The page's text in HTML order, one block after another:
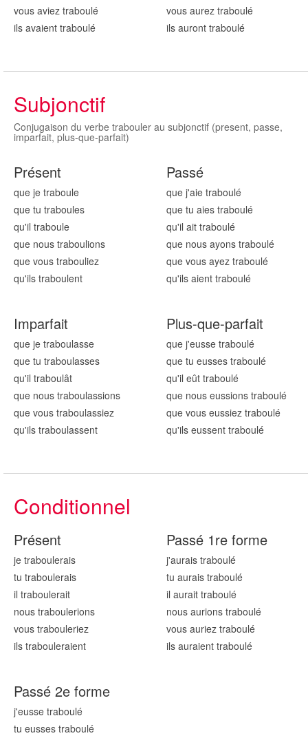
vous aviez traboulé
ils avaient traboulé
vous aurez traboulé
ils auront traboulé
Subjonctif
Conjugaison du verbe trabouler au subjonctif (present, passe,
imparfait, plus-que-parfait)
Présent
que je traboule
que tu traboules
qu'il traboule
que nous traboulions
que vous trabouliez
qu'ils traboulent
Passé
que j'aie traboulé
que tu aies traboulé
qu'il ait traboulé
que nous ayons traboulé
que vous ayez traboulé
qu'ils aient traboulé
Imparfait
que je traboulasse
que tu traboulasses
qu'il traboulât
que nous traboulassions
que vous traboulassiez
qu'ils traboulassent
Plus-que-parfait
que j'eusse traboulé
que tu eusses traboulé
qu'il eût traboulé
que nous eussions traboulé
que vous eussiez traboulé
qu'ils eussent traboulé
Conditionnel
Présent
je traboulerais
tu traboulerais
il traboulerait
nous traboulerions
vous trabouleriez
ils trabouleraient
Passé 1re forme
j'aurais traboulé
tu aurais traboulé
il aurait traboulé
nous aurions traboulé
vous auriez traboulé
ils auraient traboulé
Passé 2e forme
j'eusse traboulé
tu eusses traboulé